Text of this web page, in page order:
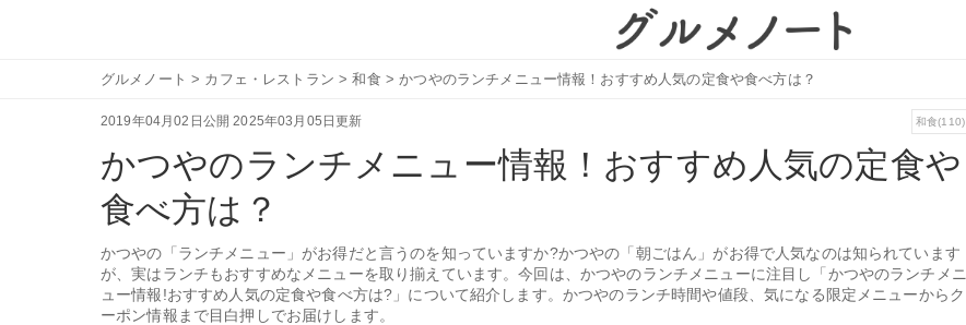
グルメノート > カフェ・レストラン >和食 >かつやのランチメニュー情報！おすすめ人気の定食や食べ方は？
2019年04月02日公開 2025年03月05日更新 和食(110)
かつやのランチメニュー情報！おすすめ人気の定食や
食べ方は？
かつやの「ランチメニュー」がお得だと言うのを知っていますか?かつやの「朝ごはん」がお得で人気なのは知られています
が、実はランチもおすすめなメニューを取り揃えています。今回は、かつやのランチメニューに注目し「かつやのランチメニ
ュー情報!おすすめ人気の定食や食べ方は?」について紹介します。かつやのランチ時間や値段、気になる限定メニューからク
ーポン情報まで目白押しでお届けします。